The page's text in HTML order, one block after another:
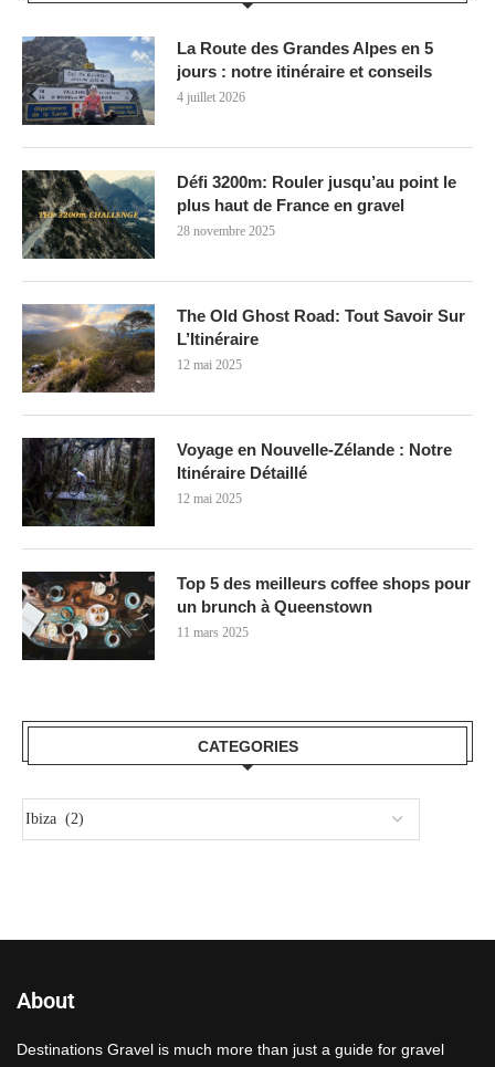
La Route des Grandes Alpes en 5
jours : notre itinéraire et conseils
4 juillet 2026
Défi 3200m: Rouler jusqu’au point le
plus haut de France en gravel
28 novembre 2025
The Old Ghost Road: Tout Savoir Sur
L’Itinéraire
12 mai 2025
Voyage en Nouvelle-Zélande : Notre
Itinéraire Détaillé
12 mai 2025
Top 5 des meilleurs coffee shops pour
un brunch à Queenstown
11 mars 2025
CATEGORIES
About
Destinations Gravel is much more than just a guide for gravel